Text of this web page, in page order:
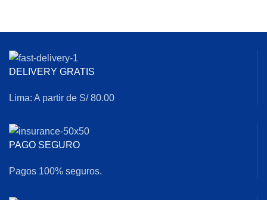
DELIVERY GRATIS
Lima: A partir de S/ 80.00
PAGO SEGURO
Pagos 100% seguros.